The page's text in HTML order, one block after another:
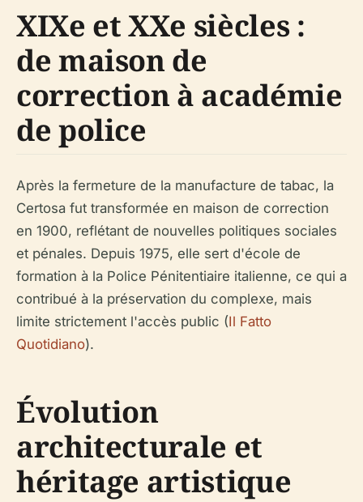
XIXe et XXe siècles :
de maison de
correction à académie
de police
Après la fermeture de la manufacture de tabac, la
Certosa fut transformée en maison de correction
en 1900, reflétant de nouvelles politiques sociales
et pénales. Depuis 1975, elle sert d'école de
formation à la Police Pénitentiaire italienne, ce qui a
contribué à la préservation du complexe, mais
limite strictement l'accès public (Il Fatto
Quotidiano).
Évolution
architecturale et
héritage artistique